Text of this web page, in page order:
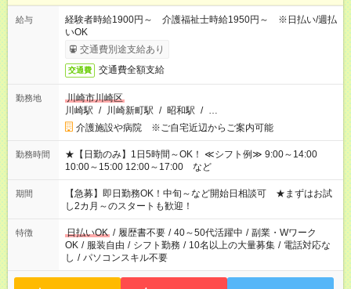
給与
経験者時給1900円～ 介護福祉士時給1950円～ ※日払い/週払
いOK
交通費別途支給あり
交通費 交通費全額支給
勤務地
川崎市川崎区
川崎駅 / 川崎新町駅 / 昭和駅 / …
介護施設や病院 ※ご自宅近辺からご案内可能
勤務時間
★【日勤のみ】1日5時間～OK！ ≪シフト例≫ 9:00～14:00
10:00～15:00 12:00～17:00 など
期間
【急募】即日勤務OK！中旬～など開始日相談可 ★まずはお試
し2カ月～のスタートも歓迎！
特徴 日払いOK / 履歴書不要 / 40～50代活躍中 / 副業・Wワーク
OK / 服装自由 / シフト勤務 / 10名以上の大量募集 / 電話対応な
し / パソコンスキル不要